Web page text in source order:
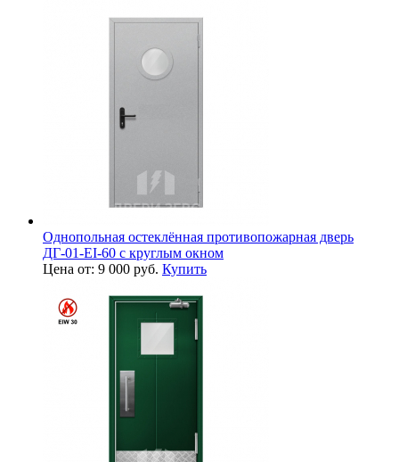
Однопольная остеклённая противопожарная дверь
ДГ-01-EI-60 с круглым окном
Цена от: 9 000 руб. Купить